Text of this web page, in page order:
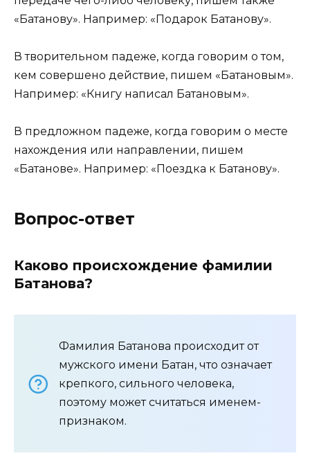
«Батанову». Например: «Подарок Батанову».
В творительном падеже, когда говорим о том,
кем совершено действие, пишем «Батановым».
Например: «Книгу написал Батановым».
В предложном падеже, когда говорим о месте
нахождения или направлении, пишем
«Батанове». Например: «Поездка к Батанову».
Вопрос-ответ
Каково происхождение фамилии
Батанова?
Фамилия Батанова происходит от
мужского имени Батан, что означает
крепкого, сильного человека,
поэтому может считаться именем-
признаком.